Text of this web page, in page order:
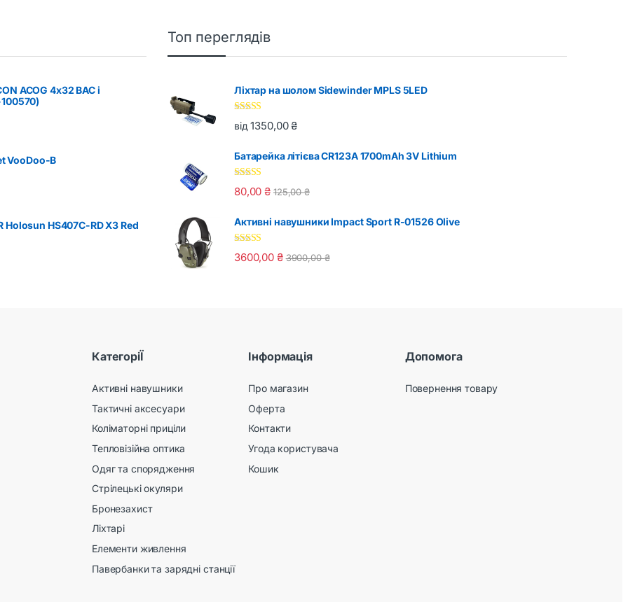
ACOG 4x32 BAC і
VooDoo-B
Holosun HS407C-RD X3 Red
Топ переглядів
Ліхтар на шолом Sidewinder MPLS 5LED
Оцінено в
5.00 з 5
від1350,00₴
Батарейка літієва CR123A 1700mAh 3V Lithium
Оцінено в
5.00з 5
80,00₴ 125,00₴
Активні навушники Impact Sport R-01526 Olive
Оцінено в
5.00з 5
3600,00 ₴ 3900,00₴
КатегоріЇ
Активні навушники
Тактичні аксесуари
Коліматорні приціли
Тепловізійна оптика
Одяг та спорядження
Стрілецькі окуляри
Бронезахист
Ліхтарі
Елементи живлення
Павербанки та зарядні станції
Інформація
Про магазин
Оферта
Контакти
Угода користувача
Кошик
Допомога
Повернення товару